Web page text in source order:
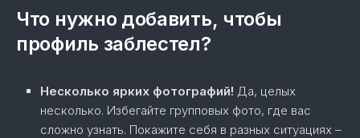
Что нужно добавить, чтобы
профиль заблестел?
Несколько ярких фотографий! Да, целых
несколько. Избегайте групповых фото, где вас
сложно узнать. Покажите себя в разных ситуациях –